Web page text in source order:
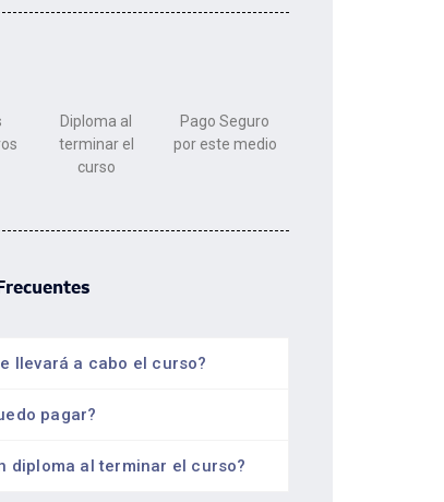
Diploma al
terminar el
curso
Pago Seguro
por este medio
llevará a cabo el curso?
pagar?
diploma al terminar el curso?